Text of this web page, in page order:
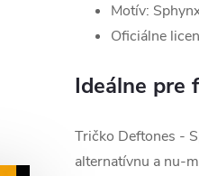
Motív:
Oficiálne
Ideálne pre
Tričko Deftones -
alternatívnu a nu-